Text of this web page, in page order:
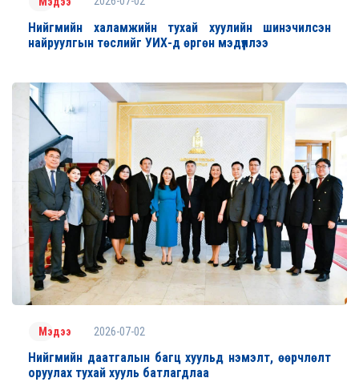
Нийгмийн халамжийн тухай хуулийн шинэчилсэн
найруулгын төслийг УИХ-д өргөн мэдүүллээ
Мэдээ 2026-07-02
Нийгмийн даатгалын багц хуульд нэмэлт, өөрчлөлт
оруулах тухай хууль батлагдлаа